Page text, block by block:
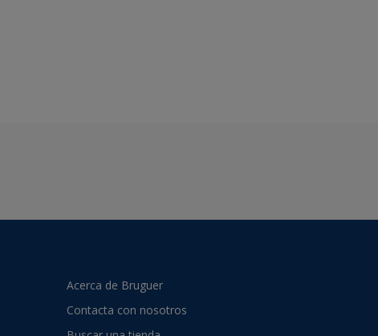
Acerca de Bruguer
Contacta con nosotros